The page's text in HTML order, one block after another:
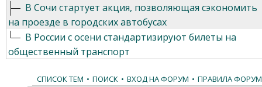
В Сочи стартует акция, позволяющая сэкономить
на проезде в городских автобусах
В России с осени стандартизируют билеты на
общественный транспорт
СПИСОК ТЕМ • ПОИСК • ВХОД НА ФОРУМ • ПРАВИЛА